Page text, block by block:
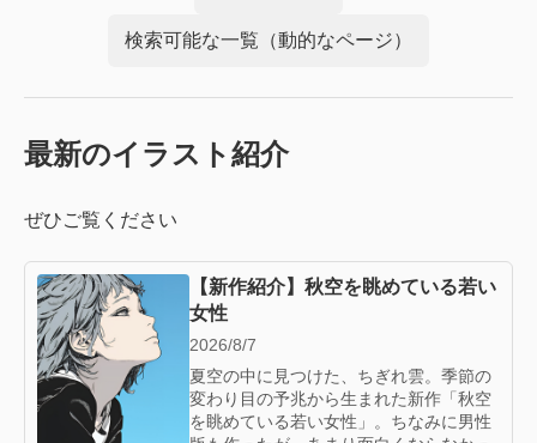
検索可能な一覧（動的なページ）
最新のイラスト紹介
ぜひご覧ください
【新作紹介】秋空を眺めている若い
女性
2026/8/7
夏空の中に見つけた、ちぎれ雲。季節の
変わり目の予兆から生まれた新作「秋空
を眺めている若い女性」。ちなみに男性